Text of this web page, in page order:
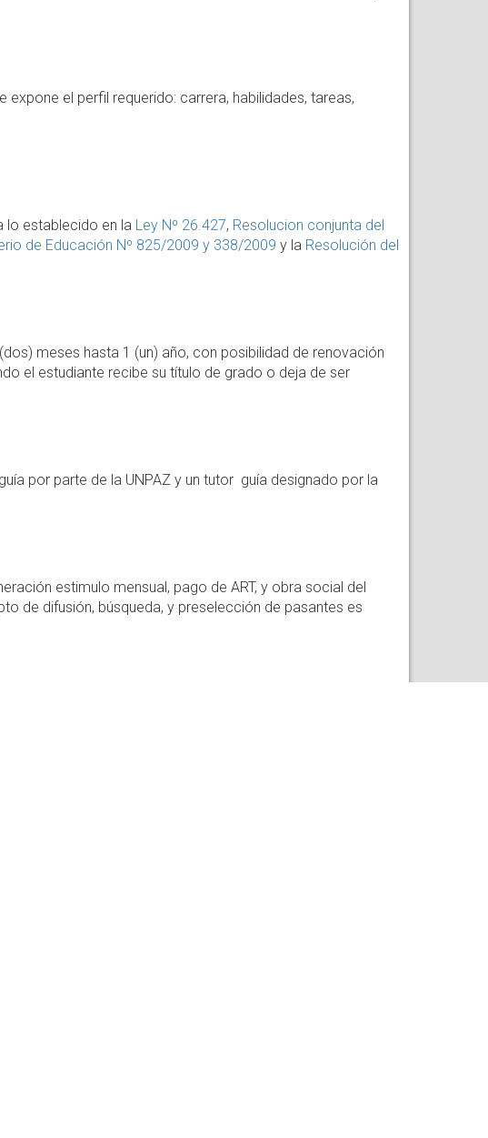
el perfil requerido: carrera, habilidades, tareas,
lo establecido en la Ley Nº 26.427, Resolucion conjunta del
de Educación Nº 825/2009 y 338/2009 y la Resolución del
meses hasta 1 (un) año, con posibilidad de renovación
el estudiante recibe su título de grado o deja de ser
por parte de la UNPAZ y un tutor guía designado por la
estimulo mensual, pago de ART, y obra social del
de difusión, búsqueda, y preselección de pasantes es